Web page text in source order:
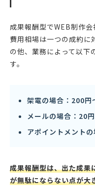
成果報酬型でWEB制作会
費用相場は一つの成約に
の他、業務によって以下
す。
架電の場合：200
メールの場合：20
アポイントメント
成果報酬型は、出た成果
が無駄にならない点が大